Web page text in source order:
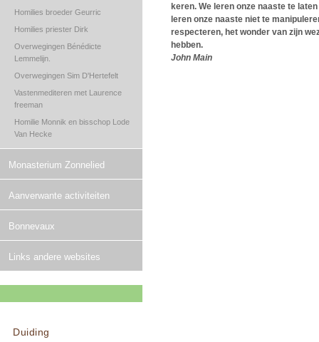
Homilies broeder Geurric
Homilies priester Dirk
Overwegingen Bénédicte
Lemmelijn.
Overwegingen Sim D'Hertefelt
Vastenmediteren met Laurence
freeman
Homilie Monnik en bisschop Lode
Van Hecke
Monasterium Zonnelied
Aanverwante activiteiten
Bonnevaux
Links andere websites
Duiding
keren. We leren onze naaste te
leren onze naaste niet te
respecteren, het wonder van zijn
hebben.
John Main